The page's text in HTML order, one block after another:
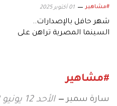
#مشاهير 01 أكتوبر 2025
شهر حافل بالإصدارات..
السينما المصرية تراهن على
#مشاهير
سارة سمير الأحد 12 يونيو 2022 09:30